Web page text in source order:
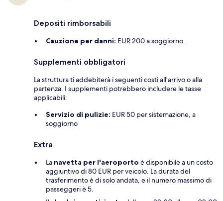
Depositi rimborsabili
Cauzione per danni: EUR 200 a soggiorno.
Supplementi obbligatori
La struttura ti addebiterà i seguenti costi all'arrivo o alla
partenza. I supplementi potrebbero includere le tasse
applicabili:
Servizio di pulizie: EUR 50 per sistemazione, a
soggiorno
Extra
La navetta per l'aeroporto è disponibile a un costo
aggiuntivo di 80 EUR per veicolo. La durata del
trasferimento è di solo andata, e il numero massimo di
passeggeri è 5.